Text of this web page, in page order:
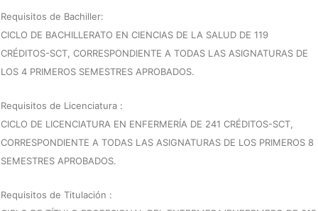
Requisitos de Bachiller:
CICLO DE BACHILLERATO EN CIENCIAS DE LA SALUD DE 119
CRÉDITOS-SCT, CORRESPONDIENTE A TODAS LAS ASIGNATURAS DE
LOS 4 PRIMEROS SEMESTRES APROBADOS.
Requisitos de Licenciatura :
CICLO DE LICENCIATURA EN ENFERMERÍA DE 241 CRÉDITOS-SCT,
CORRESPONDIENTE A TODAS LAS ASIGNATURAS DE LOS PRIMEROS 8
SEMESTRES APROBADOS.
Requisitos de Titulación :